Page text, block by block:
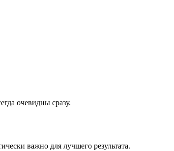
очевидны сразу.
важно для лучшего результата.